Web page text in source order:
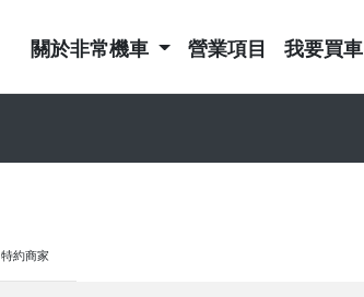
關於非常機車 營業項目 我要買車
特約商家